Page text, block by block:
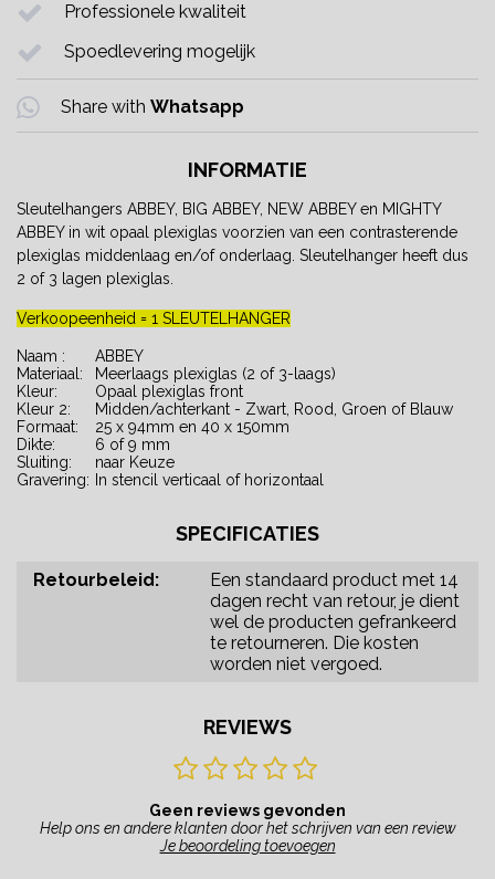
Professionele kwaliteit
Spoedlevering mogelijk
Share with Whatsapp
INFORMATIE
Sleutelhangers ABBEY, BIG ABBEY, NEW ABBEY en MIGHTY
ABBEY in wit opaal plexiglas voorzien van een contrasterende
plexiglas middenlaag en/of onderlaag. Sleutelhanger heeft dus
2 of 3 lagen plexiglas.
Verkoopeenheid = 1 SLEUTELHANGER
Naam :
ABBEY
Materiaal:
Meerlaags plexiglas (2 of 3-laags)
Kleur:
Opaal plexiglas front
Kleur 2:
Midden/achterkant - Zwart, Rood, Groen of Blauw
Formaat:
25 x 94mm en 40 x 150mm
Dikte:
6 of 9 mm
Sluiting:
naar Keuze
Gravering:
In stencil verticaal of horizontaal
SPECIFICATIES
Retourbeleid:
Een standaard product met 14
dagen recht van retour, je dient
wel de producten gefrankeerd
te retourneren. Die kosten
worden niet vergoed.
REVIEWS
Geen reviews gevonden
Help ons en andere klanten door het schrijven van een review
Je beoordeling toevoegen